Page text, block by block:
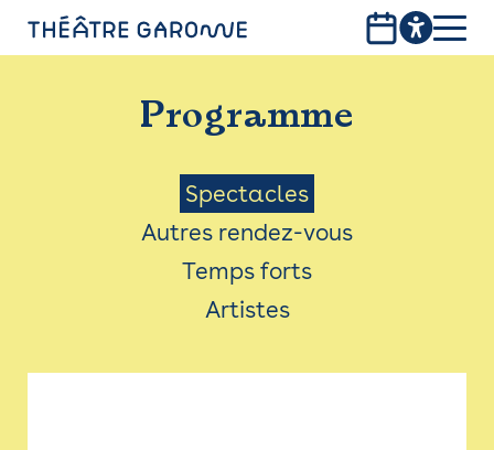
PROGRAMME
INFOS PRATIQUES
AVEC LES PUBLICS
ACCESSIBILITÉ
LES PRODUCTIONS
Programme
Menu
Saison
Spectacles
Autres rendez-vous
Temps forts
Artistes